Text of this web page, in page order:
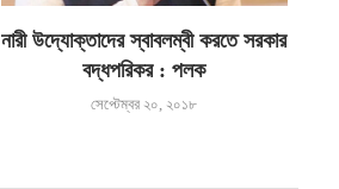
নারী উদ্যোক্তাদের স্বাবলম্বী করতে সরকার
বদ্ধপরিকর : পলক
সেপ্টেম্বর ২০, ২০১৮